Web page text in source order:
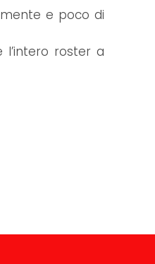
e poco di
roster a